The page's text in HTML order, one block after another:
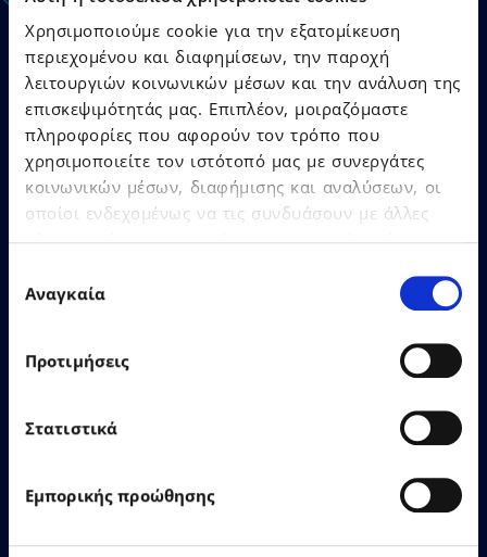
Χρησιμοποιούμε cookie για την εξατομίκευση
περιεχομένου και διαφημίσεων, την παροχή
λειτουργιών κοινωνικών μέσων και την ανάλυση της
επισκεψιμότητάς μας. Επιπλέον, μοιραζόμαστε
πληροφορίες που αφορούν τον τρόπο που
χρησιμοποιείτε τον ιστότοπό μας με συνεργάτες
κοινωνικών μέσων, διαφήμισης και αναλύσεων, οι
οποίοι ενδεχομένως να τις συνδυάσουν με άλλες
σας χρήση των υπηρεσιών τους.
συγκατάθεσης
Αναγκαία
Προτιμήσεις
Στατιστικά
Εμπορικής προώθησης
21.07.2026 Δελτία Τύπου
Ο Όμιλος EPSILONNET
αναδείχθηκε «SaaS Provider
Cloud & SaaS Awards 2026!